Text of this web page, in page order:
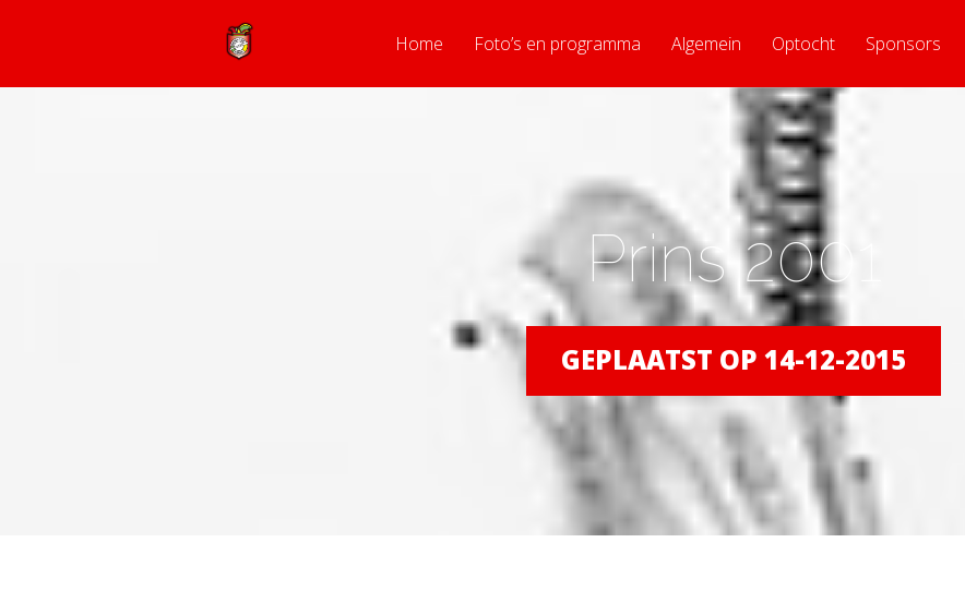
Home Foto’s en programma Algemein Optocht Sponsors
Prins 2001
GEPLAATST OP 14-12-2015